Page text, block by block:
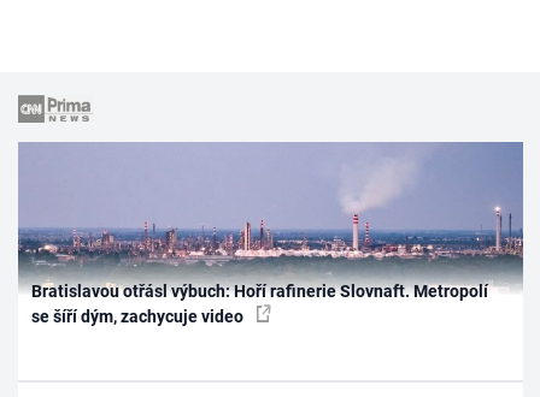
Bratislavou otřásl výbuch: Hoří rafinerie Slovnaft. Metropolí
se šíří dým, zachycuje video